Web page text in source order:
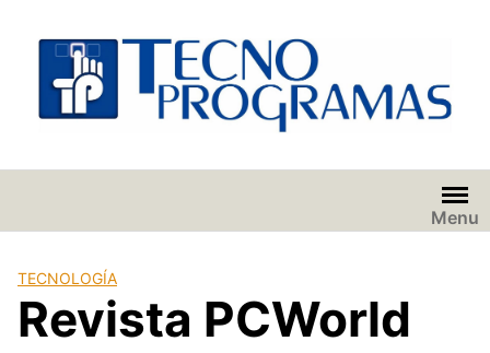
contenido
Menu
TECNOLOGÍA
Revista PCWorld